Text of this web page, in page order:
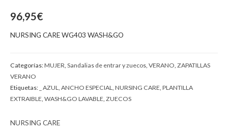
96,95€
NURSING CARE WG403 WASH&GO
Categorías:MUJER Sandalias de entrar y zuecos VERANO ZAPATILLAS
VERANO
Etiquetas: _ AZUL ANCHO ESPECIAL NURSING CARE PLANTILLA
EXTRAIBLE WASH&GO LAVABLE ZUECOS
NURSING CARE